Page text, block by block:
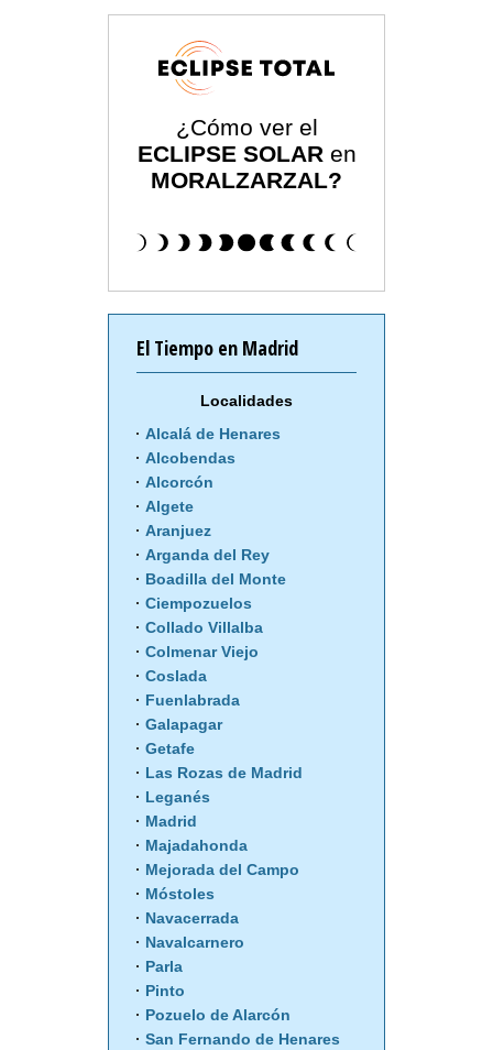
¿Cómo ver el
ECLIPSE SOLAR en
MORALZARZAL?
El Tiempo en Madrid
Localidades
Alcalá de Henares
Alcobendas
Alcorcón
Algete
Aranjuez
Arganda del Rey
Boadilla del Monte
Ciempozuelos
Collado Villalba
Colmenar Viejo
Coslada
Fuenlabrada
Galapagar
Getafe
Las Rozas de Madrid
Leganés
Madrid
Majadahonda
Mejorada del Campo
Móstoles
Navacerrada
Navalcarnero
Parla
Pinto
Pozuelo de Alarcón
San Fernando de Henares